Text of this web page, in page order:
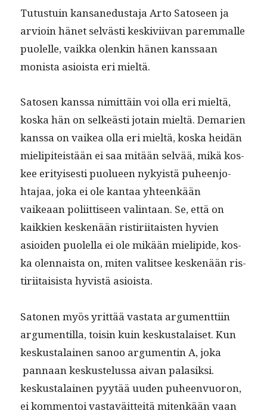
Tutus­tu­in kansane­dus­ta­ja Arto Satoseen ja
arvioin hänet selvästi keskivi­ivan parem­malle
puolelle, vaik­ka olenkin hänen kanssaan
monista asioista eri mieltä.
Satosen kanssa nimit­täin voi olla eri mieltä,
kos­ka hän on selkeästi jotain mieltä. Demarien
kanssa on vaikea olla eri mieltä, kos­ka hei­dän
mielip­iteistään ei saa mitään selvää, mikä kos­
kee eri­tyis­es­ti puolueen nyky­istä puheen­jo­
hta­jaa, joka ei ole kan­taa yhteenkään
vaikeaan poli­it­tiseen val­in­taan. Se, että on
kaikkien keskenään ris­tiri­itais­ten hyvien
asioiden puolel­la ei ole mikään mielipi­de, kos­
ka olen­naista on, miten val­it­see keskenään ris­
tiri­itai­sista hyvistä asioista.
Sato­nen myös yrit­tää vas­ta­ta argu­ment­ti­in
argu­men­til­la, toisin kuin keskusta­laiset. Kun
keskusta­lainen sanoo argu­mentin A, joka
pan­naan keskustelus­sa aivan palasik­si.
keskusta­lainen pyytää uuden puheen­vuoron,
ei kom­men­toi vas­taväit­teitä mitenkään vaan